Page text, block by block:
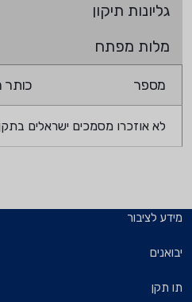
גליונות תיקון
מלות מפתח
מספר
לא אוזכרו מסמכים ישראלים
מידע לציבור
יבואנים
תו תקן